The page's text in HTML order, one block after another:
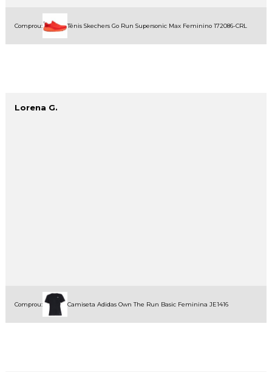
Comprou: Tênis Skechers Go Run Supersonic Max Feminino 172086-CRL
Lorena G.
Comprou: Camiseta Adidas Own The Run Basic Feminina JE1416